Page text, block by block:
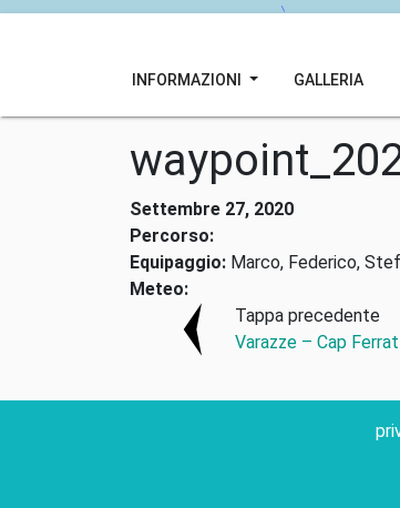
INFORMAZIONI GALLERIA
Settembre 27, 2020
Percorso:
Equipaggio: Marco, Federico,
Meteo:
Tappa precedente
Varazze – Cap Ferrat